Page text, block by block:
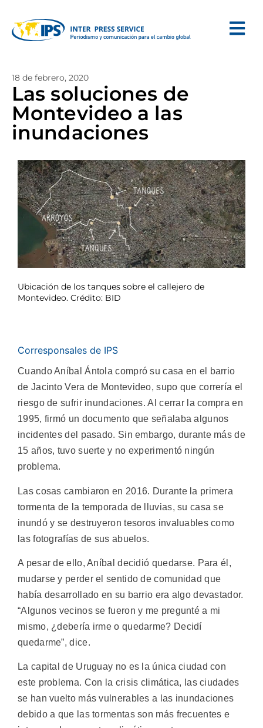
18 de febrero, 2020
Las soluciones de
Montevideo a las
inundaciones
Ubicación de los tanques sobre el callejero de
Montevideo. Crédito: BID
Corresponsales de IPS
Cuando Aníbal Ántola compró su casa en el barrio
de Jacinto Vera de Montevideo, supo que correría el
riesgo de sufrir inundaciones. Al cerrar la compra en
1995, firmó un documento que señalaba algunos
incidentes del pasado. Sin embargo, durante más de
15 años, tuvo suerte y no experimentó ningún
problema.
Las cosas cambiaron en 2016. Durante la primera
tormenta de la temporada de lluvias, su casa se
inundó y se destruyeron tesoros invaluables como
las fotografías de sus abuelos.
A pesar de ello, Aníbal decidió quedarse. Para él,
mudarse y perder el sentido de comunidad que
había desarrollado en su barrio era algo devastador.
“Algunos vecinos se fueron y me pregunté a mi
mismo, ¿debería irme o quedarme? Decidí
quedarme”, dice.
La capital de Uruguay no es la única ciudad con
este problema. Con la crisis climática, las ciudades
se han vuelto más vulnerables a las inundaciones
debido a que las tormentas son más frecuentes e